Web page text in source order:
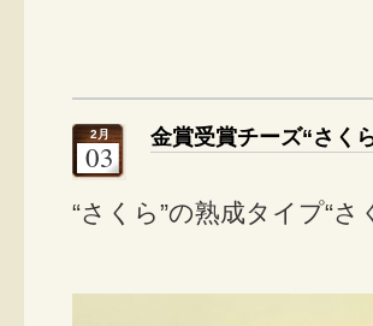
2月
03
金賞受賞チーズ“さく
“さくら”の熟成タイプ“